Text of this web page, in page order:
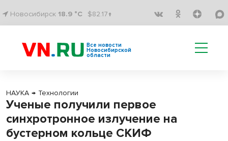
Новосибирск 18.9 °C $82.17↑
Все новости
Новосибирской
области
НАУКА → Технологии
Ученые получили первое
синхротронное излучение на
бустерном кольце СКИФ